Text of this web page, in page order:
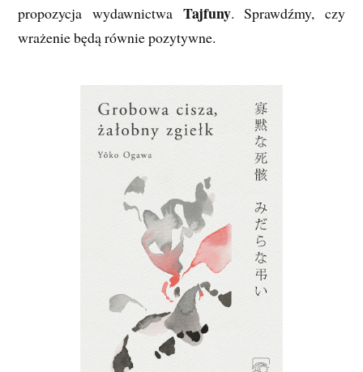
propozycja wydawnictwa Tajfuny. Sprawdźmy, czy
wrażenie będą równie pozytywne.